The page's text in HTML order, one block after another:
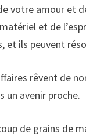
votre amour et
et de
et ils peuvent
rêvent de
un avenir proche.
de grains de